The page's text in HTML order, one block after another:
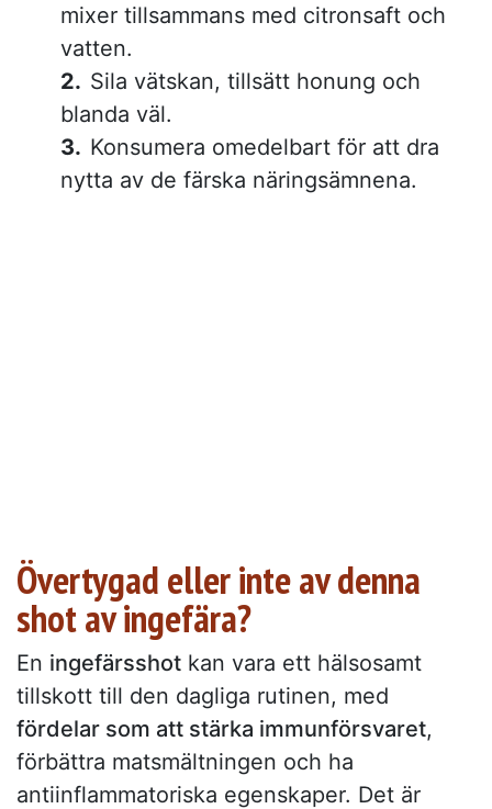
mixer tillsammans med citronsaft och
vatten.
Sila vätskan, tillsätt honung och
blanda väl.
Konsumera omedelbart för att dra
nytta av de färska näringsämnena.
Övertygad eller inte av denna
shot av ingefära?
En ingefärsshot kan vara ett hälsosamt
tillskott till den dagliga rutinen, med
fördelar som att stärka immunförsvaret,
förbättra matsmältningen och ha
antiinflammatoriska egenskaper. Det är